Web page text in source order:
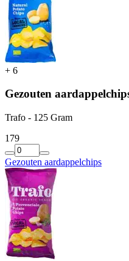
+ 6
Gezouten
Trafo - 125 Gram
1 79
Gezouten aardappelchips